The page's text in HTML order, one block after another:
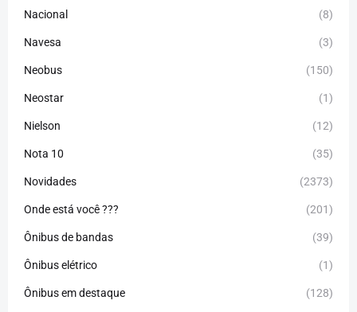
Nacional (8)
Navesa (3)
Neobus (150)
Neostar (1)
Nielson (12)
Nota 10 (35)
Novidades (2373)
Onde está você ??? (201)
Ônibus de bandas (39)
Ônibus elétrico (1)
Ônibus em destaque (128)